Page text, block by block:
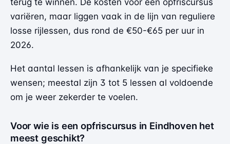
variëren, maar liggen vaak in de lijn van reguliere
losse rijlessen, dus rond de €50-€65 per uur in
2026.
Het aantal lessen is afhankelijk van je specifieke
wensen; meestal zijn 3 tot 5 lessen al voldoende
om je weer zekerder te voelen.
Voor wie is een opfriscursus in Eindhoven het
meest geschikt?